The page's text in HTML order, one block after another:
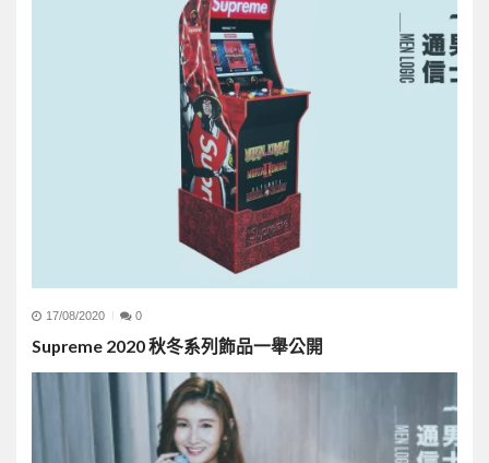
17/08/2020 0
Supreme 2020 秋冬系列飾品一舉公開